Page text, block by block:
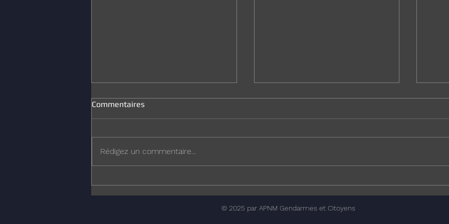
Joyeux Noël
Commentaires
Rédigez un commentaire...
© 2025 par APNM Gendarmes et Citoyens